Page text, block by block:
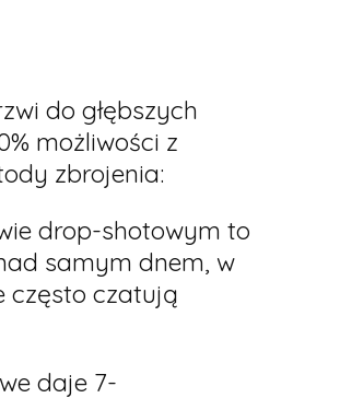
do głębszych
możliwości z
zbrojenia:
drop-shotowym to
samym dnem, w
często czatują
daje 7-